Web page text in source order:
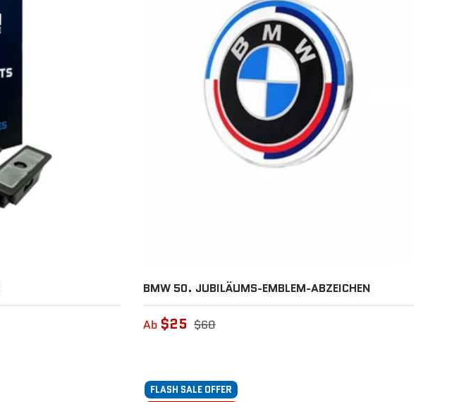
BMW 50. JUBILÄUMS-EMBLEM-ABZEICHEN
Ab $25 $60
FLASH SALE OFFER